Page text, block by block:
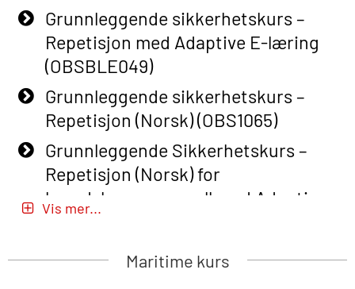
Grunnleggende sikkerhetskurs –
Repetisjon med Adaptive E-læring
(OBSBLE049)
Grunnleggende sikkerhetskurs –
Repetisjon (Norsk) (OBS1065)
Grunnleggende Sikkerhetskurs –
Repetisjon (Norsk) for
beredskapspersonell med Adaptive
Basic Safety Training (English) – with
Vis mer...
Maritime kurs